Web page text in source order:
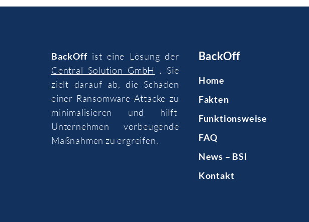
BackOffist eine Lösung der
Central Solution GmbH
. Sie
zielt darauf ab, die Schäden
einer Ransomware-Attacke zu
minimalisieren und hilft
Unternehmen vorbeugende
Maßnahmen zu ergreifen.
BackOff
Home
Fakten
Funktionsweise
FAQ
News – BSI
Kontakt